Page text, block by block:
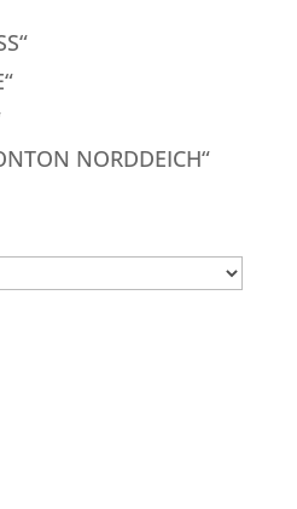
NORDDEICH“